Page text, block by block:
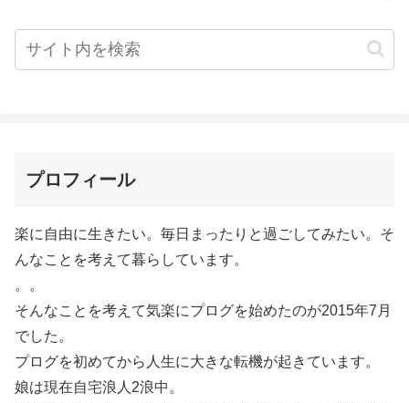
プロフィール
楽に自由に生きたい。毎日まったりと過ごしてみたい。そ
んなことを考えて暮らしています。
。。
そんなことを考えて気楽にプログを始めたのが2015年7月
でした。
プログを初めてから人生に大きな転機が起きています。
娘は現在自宅浪人2浪中。